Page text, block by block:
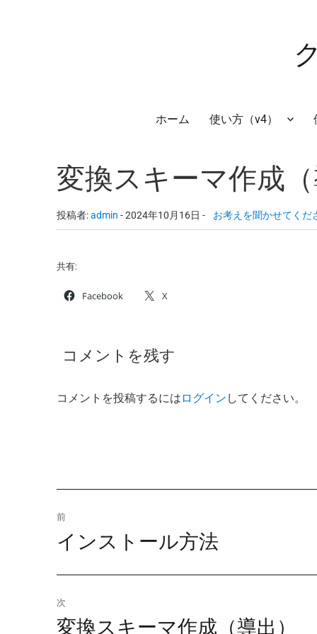
ホーム 使い方（v4）
変換スキーマ作成（
投稿者:admin -2024年10月16日 - お考えを聞かせてくだ
共有:
Facebook X
コメントを残す
コメントを投稿するには ログイン してください。
投
稿
ナ
ビ
前
前
投
稿:
インストール方法
次
次
変換スキーマ作成（導出）